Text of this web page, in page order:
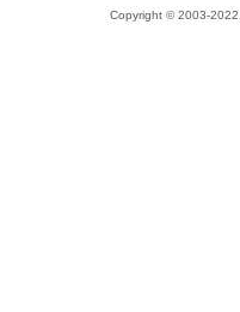
Copyright © 2003-2022,